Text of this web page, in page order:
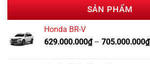
SẢN PHẨM
Honda BR-V
629.000.000₫– 705.000.000₫